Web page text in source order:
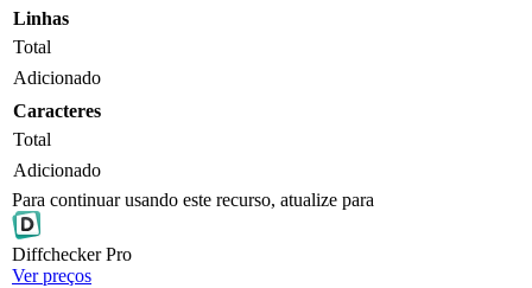
Linhas
Total
Adicionado
Caracteres
Total
Adicionado
Para continuar usando este recurso, atualize para
DiffcheckerPro
Ver preços